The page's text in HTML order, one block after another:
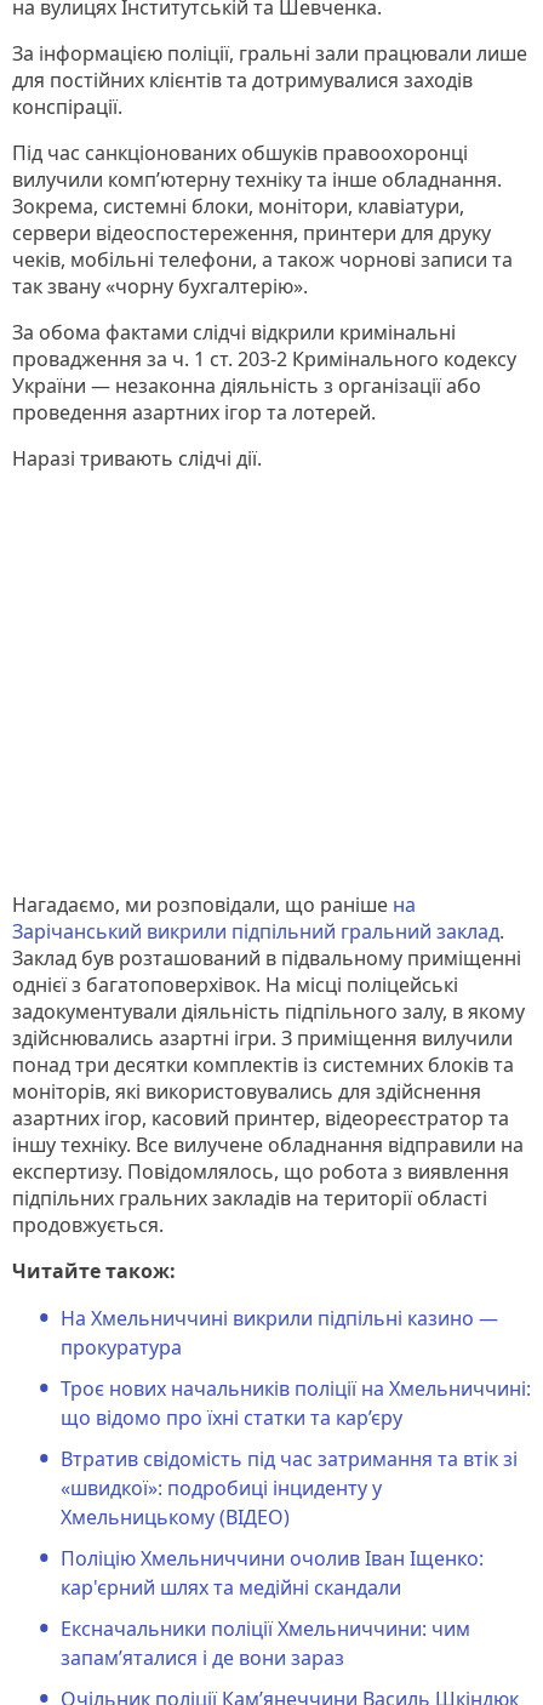
на вулицях Інститутській та Шевченка.
За інформацією поліції, гральні зали працювали лише
для постійних клієнтів та дотримувалися заходів
конспірації.
Під час санкціонованих обшуків правоохоронці
вилучили комп’ютерну техніку та інше обладнання.
Зокрема, системні блоки, монітори, клавіатури,
сервери відеоспостереження, принтери для друку
чеків, мобільні телефони, а також чорнові записи та
так звану «чорну бухгалтерію».
За обома фактами слідчі відкрили кримінальні
провадження за ч. 1 ст. 203-2 Кримінального кодексу
України — незаконна діяльність з організації або
проведення азартних ігор та лотерей.
Наразі тривають слідчі дії.
Нагадаємо, ми розповідали, що раніше на
Зарічанський викрили підпільний гральний заклад.
Заклад був розташований в підвальному приміщенні
однієї з багатоповерхівок. На місці поліцейські
задокументували діяльність підпільного залу, в якому
здійснювались азартні ігри. З приміщення вилучили
понад три десятки комплектів із системних блоків та
моніторів, які використовувались для здійснення
азартних ігор, касовий принтер, відеореєстратор та
іншу техніку. Все вилучене обладнання відправили на
експертизу. Повідомлялось, що робота з виявлення
підпільних гральних закладів на території області
продовжується.
Читайте також:
На Хмельниччині викрили підпільні казино —
прокуратура
Троє нових начальників поліції на Хмельниччині:
що відомо про їхні статки та кар’єру
Втратив свідомість під час затримання та втік зі
«швидкої»: подробиці інциденту у
Хмельницькому (ВІДЕО)
Поліцію Хмельниччини очолив Іван Іщенко:
кар'єрний шлях та медійні скандали
Ексначальники поліції Хмельниччини: чим
запам’яталися і де вони зараз
Очільник поліції Кам’янеччини Василь Шкіндюк